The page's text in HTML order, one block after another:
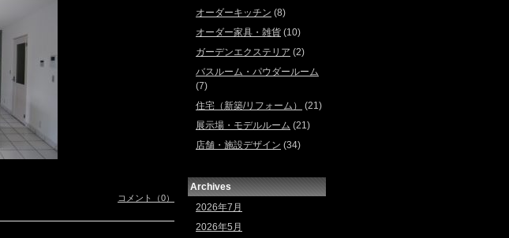
コメント（0）
オーダーキッチン (8)
オーダー家具・雑貨 (10)
ガーデンエクステリア (2)
バスルーム・パウダールーム
(7)
住宅（新築/リフォーム）
(21)
展示場・モデルルーム (21)
店舗・施設デザイン (34)
Archives
2026年7月
2026年5月